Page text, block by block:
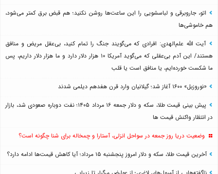
اتو، جاروبرقی و لباسشویی را این ساعت‌ها روشن نکنید؛ هم قبض برق کمتر می‌شود،
هم خاموشی‌ها
آیت الله علم‌الهدی: افرادی که می‌گویند جنگ را تمام کنید، بی‌عقل مریض و منافق
هستند/ این آدم بی‌عقلی که می‌گوید آمریکا ۱۰ هزار دلار دارد و ما هزار دلار داریم، پس
ما شکست خورده‌ایم، یا منافق است یا قلب
«نوروزبل» ۱۶۰۰ آغاز شد؛ گیلانیان وارد قرن هفدهم دیلمی شدند
پیش بینی قیمت طلا، سکه و دلار جمعه ۱۶ مرداد ۱۴۰۵؛ نفت دوباره صعودی شد، بازار
در انتظار واکنش قیمت ها
وضعیت دریا روز جمعه در سواحل انزلی، آستارا و چمخاله برای شنا چگونه است؟
آخرین قیمت طلا، سکه و دلار امروز پنجشنبه ۱۵ مرداد؛ آیا کاهش قیمت‌ها ادامه دارد؟